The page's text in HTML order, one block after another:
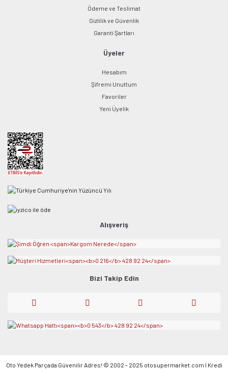
Ödeme ve Teslimat
Gizlilik ve Güvenlik
Garanti Şartları
Üyeler
Hesabım
Şifremi Unuttum
Favoriler
Yeni Üyelik
Alışveriş
Bizi Takip Edin
Oto Yedek Parçada Güvenilir Adres! © 2002 - 2025 otosupermarket.com l Kredi